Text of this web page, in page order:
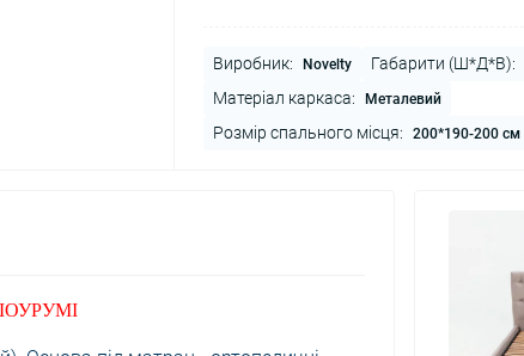
Виробник: Novelty Габарити (Ш*Д*В):
Матеріал каркаса: Металевий
Розмір спального місця: 200*190-200 см